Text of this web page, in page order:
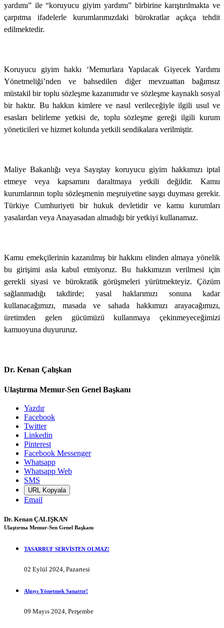
yardımı” ile “koruyucu giyim yardımı” birbirine karıştırılmakta ve
çarpıtma ifadelerle kurumlarımızdaki bürokratlar açıkça tehdit
edilmektedir.
Koruyucu giyim hakkı ‘Memurlara Yapılacak Giyecek Yardımı
Yönetmeliği’nden ve bahsedilen diğer mevzuattan bağımsız
müstakil bir toplu sözleşme kazanımıdır ve sözleşme kaynaklı sosyal
bir haktır. Bu hakkın kimlere ve nasıl verileceğiyle ilgili usul ve
esasları belirleme yetkisi de, toplu sözleşme gereği ilgili kurum
yöneticileri ve hizmet kolunda yetkili sendikalara verilmiştir.
Maliye Bakanlığı veya Sayıştay koruyucu giyim hakkımızı iptal
etmeye veya kapsamını daraltmaya yetkili değildir. Kamu
kurumlarının toplu sözleşmenin meşruiyetine saygı duyması gerekir.
Türkiye Cumhuriyeti bir hukuk devletidir ve kamu kurumları
yasalardan veya Anayasadan almadığı bir yetkiyi kullanamaz.
Kamu emekçilerinin kazanılmış bir hakkını elinden almaya yönelik
bu girişimi asla kabul etmiyoruz. Bu hakkımızın verilmesi için
gerekli siyasi ve bürokratik görüşmeleri yürütmekteyiz. Çözüm
sağlanmadığı takdirde; yasal haklarımızı sonuna kadar
kullanacağımızı, masada ve sahada hakkımızı arayacağımızı,
üretimden gelen gücümüzü kullanmaya çekinmeyeceğimizi
kamuoyuna duyururuz.
Dr. Kenan Çalışkan
Ulaştırma Memur-Sen Genel Başkanı
Yazdır
Facebook
Twitter
Linkedin
Pinterest
Facebook Messenger
Whatsapp
Whatsapp Web
SMS
URL Kopyala
Email
Dr. Kenan ÇALIŞKAN
Ulaştırma Memur-Sen Genel Başkanı
TASARRUF SERVİSTEN OLMAZ!
02 Eylül 2024, Pazartesi
Algıyı Yönetmek Sanattır!
09 Mayıs 2024, Perşembe